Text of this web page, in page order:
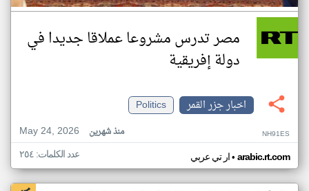
مصر تدرس مشروعا عملاقا جديدا في
دولة إفريقية
اخبار جزر القمر
Politics
May 24, 2026
منذ شهرين NH91ES
ار تي عربي• arabic.rt.com عدد الكلمات: ٢٥٤